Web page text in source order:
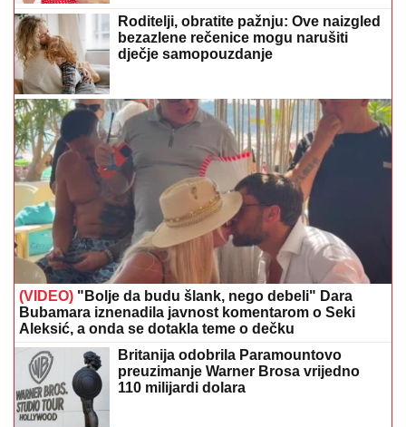
(VIDEO)
"Bolje da budu šlank, nego debeli" Dara
Bubamara iznenadila javnost komentarom o Seki
Aleksić, a onda se dotakla teme o dečku
Britanija odobrila Paramountovo
preuzimanje Warner Brosa vrijedno
110 milijardi dolara
Tradicionalne hurmašice koje vraćaju
miris domaće kuhinje: Napravite ih za
sat vremena
Preporučuje